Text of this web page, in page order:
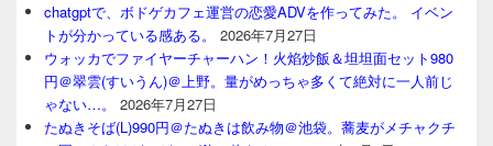
chatgptで、ボドゲカフェ運営の恋愛ADVを作ってみた。 イベン
トが分かっている感ある。
2026年7月27日
ウォッカでファイヤーチャーハン！火焰炒飯＆坦坦面セット980
円＠翠雲(すいうん)＠上野。量がめっちゃ多くて絶対に一人前じ
ゃない…。
2026年7月27日
たぬきそば(L)990円＠たぬきは飲み物＠池袋。蕎麦がメチャクチ